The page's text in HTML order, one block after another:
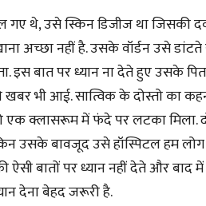
गए थे, उसे स्किन डिजीज था जिसकी
अच्छा नहीं है. उसके वॉर्डन उसे
इस बात पर ध्यान ना देते हुए उसके
भी आई. सात्विक के दोस्तो का
क्लासरूम में फंदे पर लटका मिला.
उसके बावजूद उसे हॉस्पिटल हम
ऐसी बातों पर ध्यान नहीं देते और बाद
देना बेहद जरूरी है.